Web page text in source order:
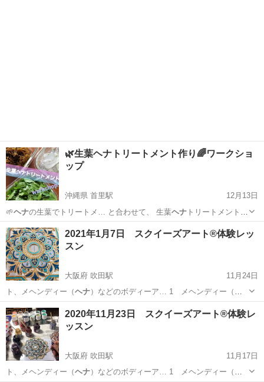
🌿生葉ヘナトリートメント作り🌈ワークショ
ップ
沖縄県 首里駅
12月13日
🌱ヘナの生葉でトリートメ… と合わせて、 生葉ヘナトリートメントを
作… クショップでは、ヘナトリートメント作り… 、 ゆっくり育てた
ヘナです。 とんぼやイ… 穫したフレッシュなヘナの生葉を使用しま
す… り！ 🌈内容🌈 ヘ...
沖縄 南城市 首里駅 ものづくり ヘナ
2021年1月7日 スクイーズアート®️体験レッ
スン
大阪府 吹田駅
11月24日
ト、メヘンディー（ヘナ）などのボディーア… 1 メヘンディー（ ヘ
ナ）の技法で
大阪 吹田市 吹田駅 絵画 アート
2020年11月23日 スクイーズアート®️体験レ
ッスン
大阪府 吹田駅
11月17日
ト、メヘンディー（ヘナ）などのボディーア… 1 メヘンディー（ ヘ